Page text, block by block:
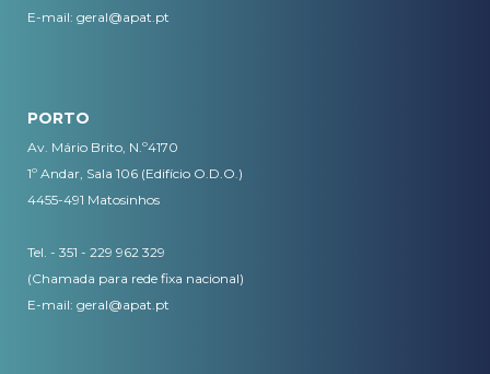
E-mail: geral@apat.pt
PORTO
Av. Mário Brito, N.º4170
1º Andar, Sala 106 (Edifício O.D.O.)
4455-491 Matosinhos
Tel. - 351 - 229 962 329
(Chamada para rede fixa nacional)
E-mail: geral@apat.pt